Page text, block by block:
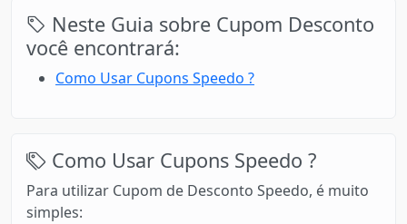
Neste Guia sobre Cupom Desconto
você encontrará:
Como Usar Cupons Speedo ?
Como Usar Cupons Speedo ?
Para utilizar Cupom de Desconto Speedo, é muito
simples: